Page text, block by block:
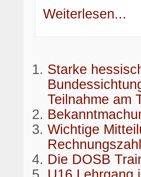
Weiterlesen...
Starke
Teilnahme am
Wichtige
Die DOSB